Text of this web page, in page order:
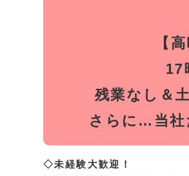
【
17
残業なし＆
さらに…当社
◇未経験大歓迎！